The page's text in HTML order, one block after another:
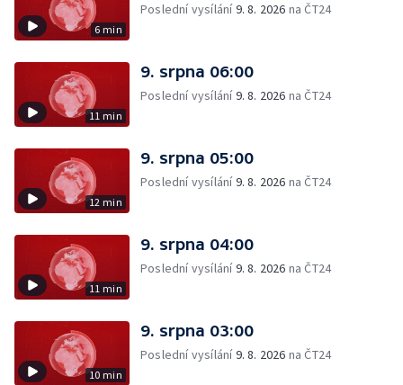
6 min
Poslední vysílání9. 8. 2026 na ČT24
11 min
9. srpna 06:00
Poslední vysílání9. 8. 2026 na ČT24
12 min
9. srpna 05:00
Poslední vysílání9. 8. 2026 na ČT24
11 min
9. srpna 04:00
Poslední vysílání9. 8. 2026 na ČT24
10 min
9. srpna 03:00
Poslední vysílání9. 8. 2026 na ČT24